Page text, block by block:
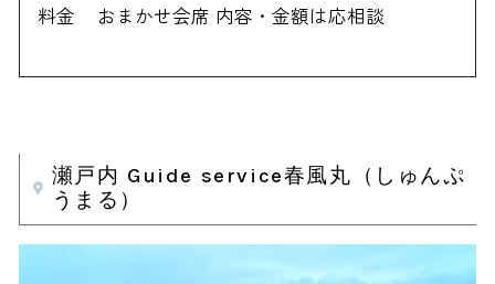
料金
おまかせ会席 内容・金額は応相談
瀬戸内 Guide service春風丸（しゅんぷ
うまる）